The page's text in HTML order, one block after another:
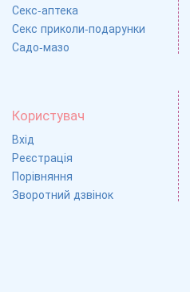
Секс-аптека
Секс приколи-подарунки
Садо-мазо
Користувач
Вхід
Реєстрація
Порівняння
Зворотний дзвінок